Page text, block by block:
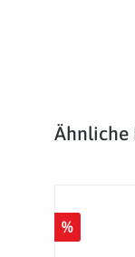
Ähnliche
%